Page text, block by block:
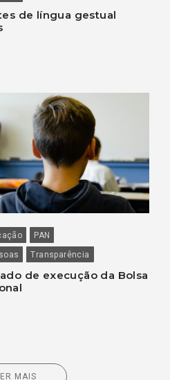
de língua gestual
PAN
Transparência
de execução da Bolsa
MAIS